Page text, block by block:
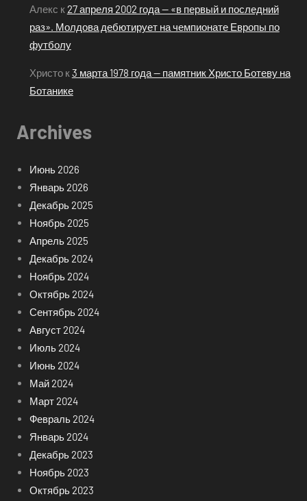
Алекс к 27 апреля 2002 года — «в первый и последний
раз». Молдова дебютирует на чемпионате Европы по
футболу
Христок 3 марта 1978 года — памятник Христо Ботеву на
Ботанике
Archives
Июнь 2026
Январь 2026
Декабрь 2025
Ноябрь 2025
Апрель 2025
Декабрь 2024
Ноябрь 2024
Октябрь 2024
Сентябрь 2024
Август 2024
Июль 2024
Июнь 2024
Май 2024
Март 2024
Февраль 2024
Январь 2024
Декабрь 2023
Ноябрь 2023
Октябрь 2023